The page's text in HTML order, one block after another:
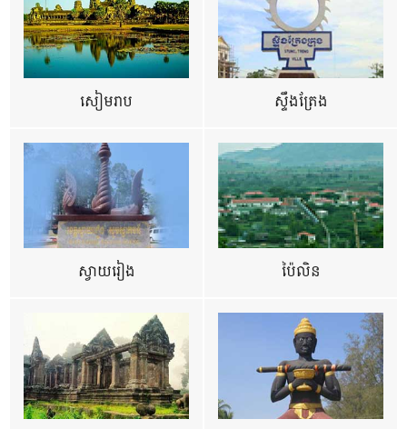
សៀមរាប ស្ទឹងត្រែង
ស្វាយរៀង ប៉ៃលិន